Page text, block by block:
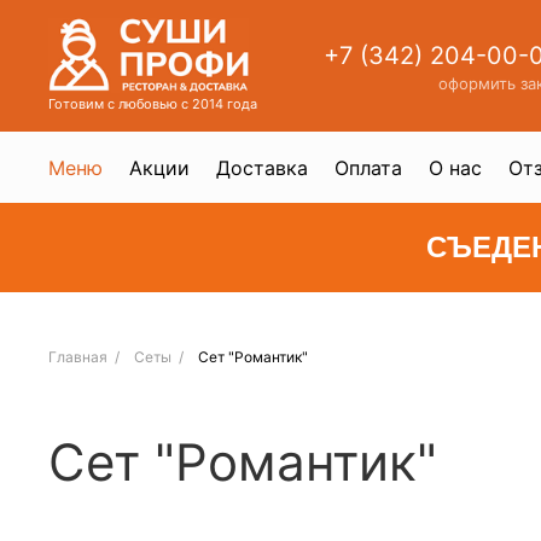
Готовим с любовью с 2014 года
+7 (342) 204-00-
оформить
Меню Акции Доставка Оплата О нас
Главная Сеты Сет "Романтик"
Сет "Романтик"